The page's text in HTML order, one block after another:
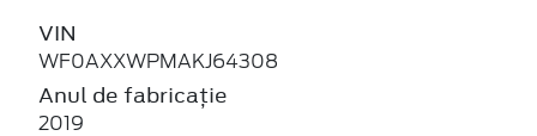
VIN
WF0AXXWPMAKJ64308
Anul de fabricație
2019